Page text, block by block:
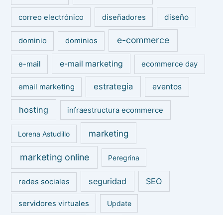
correo electrónico diseñadores diseño
dominio dominios e-commerce
e-mail e-mail marketing ecommerce day
email marketing estrategia eventos
hosting infraestructura ecommerce
Lorena Astudillo marketing
marketing online Peregrina
redes sociales seguridad SEO
servidores virtuales Update